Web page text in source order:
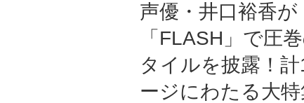
声優・井口裕香が
「FLASH」で圧
タイルを披露！
ージにわたる大特